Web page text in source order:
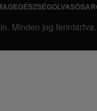
EGÉSZSÉG
Minden jog